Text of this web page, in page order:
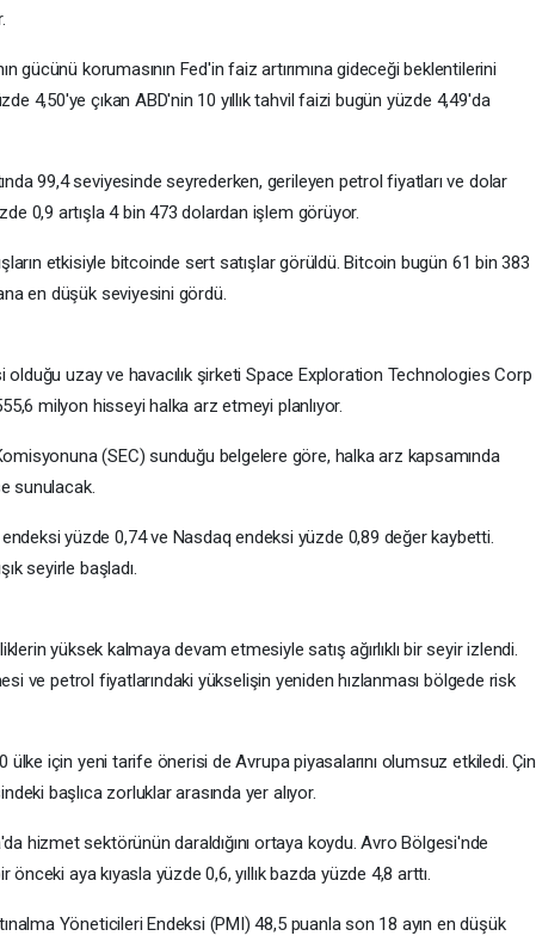
gücünü korumasının Fed'in faiz artırımına gideceği beklentilerini
4,50'ye çıkan ABD'nin 10 yıllık tahvil faizi bugün yüzde 4,49'da
99,4 seviyesinde seyrederken, gerileyen petrol fiyatları ve dolar
0,9 artışla 4 bin 473 dolardan işlem görüyor.
etkisiyle bitcoinde sert satışlar görüldü. Bitcoin bugün 61 bin 383
en düşük seviyesini gördü.
olduğu uzay ve havacılık şirketi Space Exploration Technologies Corp
milyon hisseyi halka arz etmeyi planlıyor.
(SEC) sunduğu belgelere göre, halka arz kapsamında
sunulacak.
yüzde 0,74 ve Nasdaq endeksi yüzde 0,89 değer kaybetti.
seyirle başladı.
yüksek kalmaya devam etmesiyle satış ağırlıklı bir seyir izlendi.
ve petrol fiyatlarındaki yükselişin yeniden hızlanması bölgede risk
ülke için yeni tarife önerisi de Avrupa piyasalarını olumsuz etkiledi. Çin
başlıca zorluklar arasında yer alıyor.
hizmet sektörünün daraldığını ortaya koydu. Avro Bölgesi'nde
aya kıyasla yüzde 0,6, yıllık bazda yüzde 4,8 arttı.
Yöneticileri Endeksi (PMI) 48,5 puanla son 18 ayın en düşük